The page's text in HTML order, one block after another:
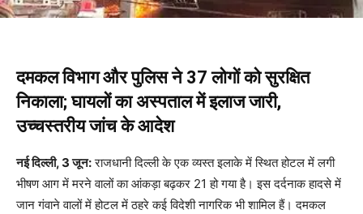
दमकल विभाग और पुलिस ने 37 लोगों को सुरक्षित
निकाला; घायलों का अस्पताल में इलाज जारी,
उच्चस्तरीय जांच के आदेश
नई दिल्ली, 3 जून:राजधानी दिल्ली के एक व्यस्त इलाके में स्थित होटल में लगी
भीषण आग में मरने वालों का आंकड़ा बढ़कर 21 हो गया है। इस दर्दनाक हादसे में
जान गंवाने वालों में होटल में ठहरे कई विदेशी नागरिक भी शामिल हैं। दमकल